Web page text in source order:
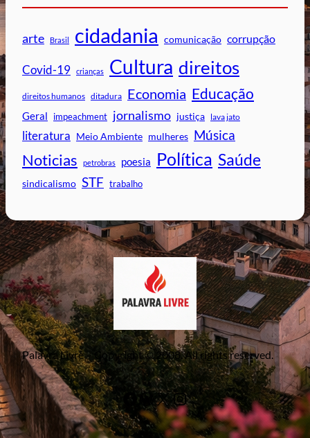
arte Brasil cidadania comunicação corrupção
Covid-19 crianças Cultura direitos
direitos humanos ditadura Economia Educação
Geral impeachment jornalismo justiça lava jato
literatura Meio Ambiente mulheres Música
Noticias petrobras poesia Política Saúde
sindicalismo STF trabalho
Palavra Livre – Copyright © 2008. All rights reserved.
Facebook WordPress # Instagram